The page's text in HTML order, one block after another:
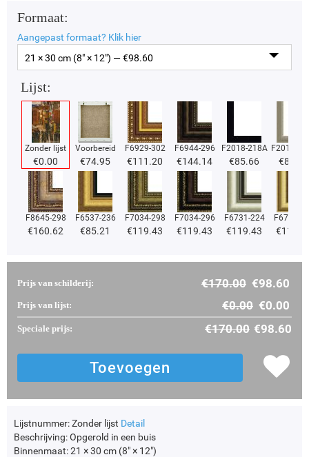
Formaat:
Aangepast formaat? Klik hier
21 × 30 cm (8" × 12") — €98.60
Lijst:
Zonder lijst
€0.00
Voorbereid
€74.95
F6929-302
€111.20
F6944-296
€144.14
F2018-218A
€85.66
F2018-
€85.66
F8645-298
€160.62
F6537-236
€85.21
F7034-298
€119.43
F7034-296
€119.43
F6731-224
€119.43
F6731-
€
Prijs van schilderij: €170.00 €98.60
Prijs van lijst: €0.00 €0.00
Speciale prijs: €170.00 €98.60
Lijstnummer:Zonder lijst Detail
Beschrijving:Opgerold in een buis
Binnenmaat:21 × 30 cm (8" × 12")